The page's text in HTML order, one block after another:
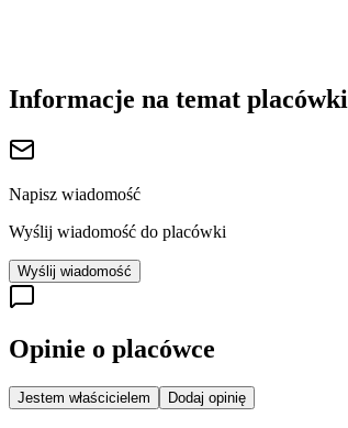
Informacje na temat placówki
Napisz wiadomość
Wyślij wiadomość do placówki
Wyślij wiadomość
Opinie o placówce
Jestem właścicielem Dodaj opinię